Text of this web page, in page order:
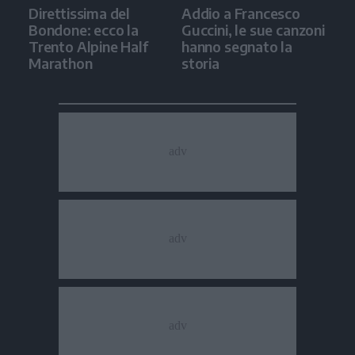
Direttissima del
Bondone: ecco la
Trento Alpine Half
Marathon
Addio a Francesco
Guccini, le sue canzoni
hanno segnato la
storia